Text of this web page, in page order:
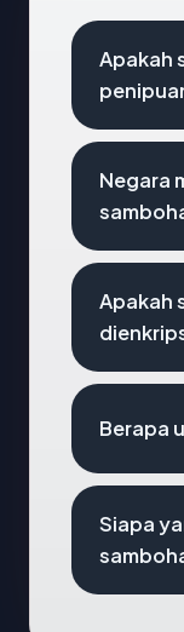
Apakah
Negara
Apakah
Berapa
Siapa